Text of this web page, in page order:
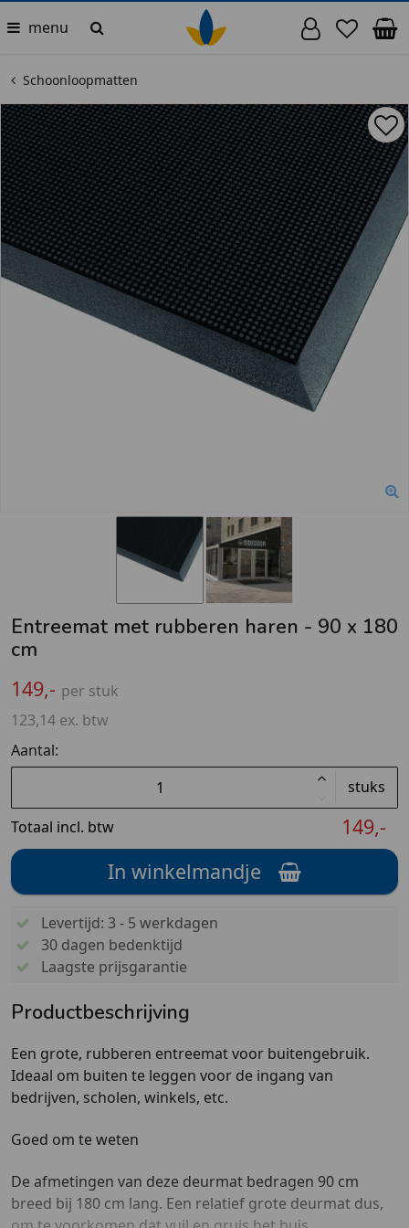
menu
Schoonloopmatten
Entreemat met rubberen haren - 90 x 180
cm
149,- per stuk
123,14 ex. btw
Aantal:
stuks
Totaal incl. btw
149,-
In winkelmandje
Levertijd: 3 - 5 werkdagen
30 dagen bedenktijd
Laagste prijsgarantie
Productbeschrijving
Een grote, rubberen entreemat voor buitengebruik.
Ideaal om buiten te leggen voor de ingang van
bedrijven, scholen, winkels, etc.
Goed om te weten
De afmetingen van deze deurmat bedragen 90 cm
breed bij 180 cm lang. Een relatief grote deurmat dus,